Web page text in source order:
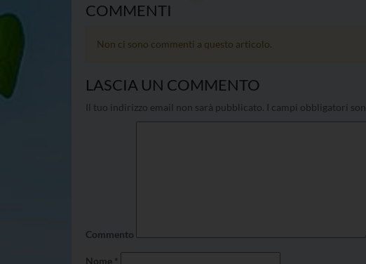
COMMENTI
Non ci sono commenti a questo articolo.
LASCIA UN COMMENTO
Il tuo indirizzo email non sarà pubblicato. I campi obbligatori
Commento
Nome *